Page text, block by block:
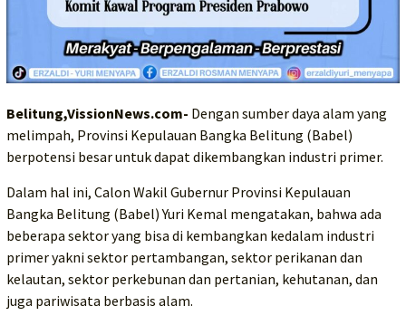
Belitung,VissionNews.com- Dengan sumber daya alam yang
melimpah, Provinsi Kepulauan Bangka Belitung (Babel)
berpotensi besar untuk dapat dikembangkan industri primer.
Dalam hal ini, Calon Wakil Gubernur Provinsi Kepulauan
Bangka Belitung (Babel) Yuri Kemal mengatakan, bahwa ada
beberapa sektor yang bisa di kembangkan kedalam industri
primer yakni sektor pertambangan, sektor perikanan dan
kelautan, sektor perkebunan dan pertanian, kehutanan, dan
juga pariwisata berbasis alam.